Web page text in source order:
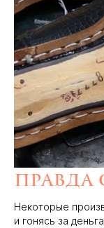
Правда
Некоторые
и гонясь за